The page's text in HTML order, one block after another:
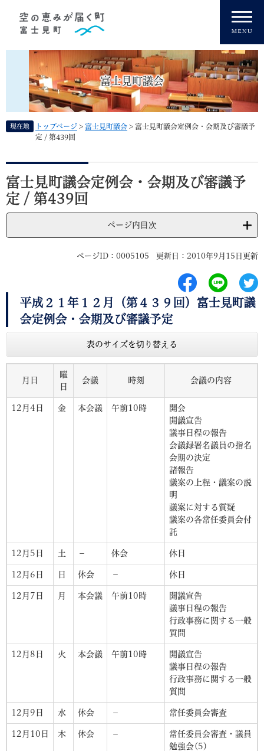
富士見町議会
現在地 トップページ > 富士見町議会 > 富士見町議会定例会・会期及び審議予
定 / 第439回
本
文
富士見町議会定例会・会期及び審議予
定 / 第439回
ページ内目次
ページID：0005105 更新日：2010年9月15日更新
平成２１年１２月（第４３９回）富士見町議
会定例会・会期及び審議予定
表のサイズを切り替える
月日
曜
日
会議 時刻 会議の内容
12月4日 金 本会議 午前10時
開会
開議宣告
議事日程の報告
会議録署名議員の指名
会期の決定
諸報告
議案の上程・議案の説
明
議案に対する質疑
議案の各常任委員会付
託
12月5日 土 － 休会 休日
12月6日 日 休会 － 休日
12月7日 月 本会議 午前10時
開議宣告
議事日程の報告
行政事務に関する一般
質問
12月8日 火 本会議 午前10時
開議宣告
議事日程の報告
行政事務に関する一般
質問
12月9日 水 休会 － 常任委員会審査
12月10日 木 休会 －
常任委員会審査・議員
勉強会(5)